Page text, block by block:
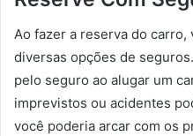
Ao fazer a reserva do
diversas opções de
pelo seguro ao alugar um
imprevistos ou acidentes
você poderia arcar com os